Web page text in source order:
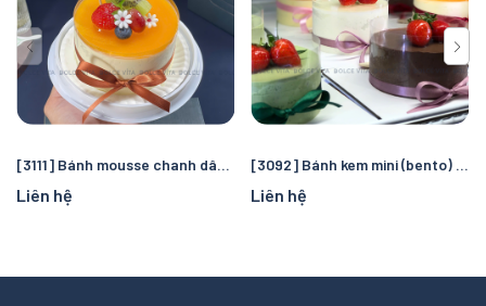
[3111] Bánh mousse chanh dây size mini (bento) trang trí trái cây
Liên hệ
[3092] Bánh kem mini (bento) trang trí đơn giản
Liên hệ